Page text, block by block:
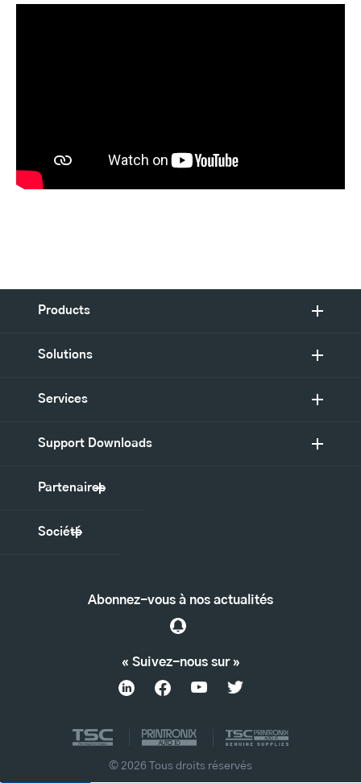
Products
Solutions
Services
Support Downloads
Partenaires
Société
« Suivez-nous sur »
Abonnez-vous à nos actualités
© 2026 Tous droits réservés